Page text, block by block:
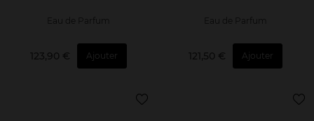
Eau de Parfum
123,90 € Ajouter
Eau de Parfum
121,50 € Ajouter